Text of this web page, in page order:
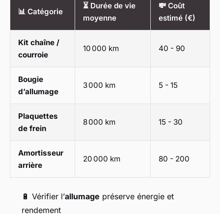
📊 Catégorie
⏳ Durée de vie
moyenne
💸 Coût
estimé (€)
Kit chaîne /
courroie
10 000 km 40 - 90
Bougie
d’allumage
3 000 km 5 - 15
Plaquettes
de frein
8 000 km 15 - 30
Amortisseur
arrière
20 000 km 80 - 200
🔋 Vérifier l’allumage préserve énergie et
rendement